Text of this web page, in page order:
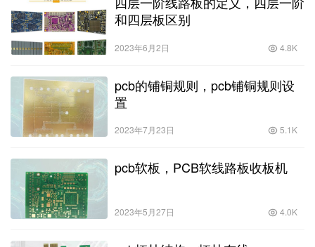
和四层板区别
2023年6月2日 4.8K
pcb的铺铜规则，pcb铺铜规则设
置
2023年7月23日 5.1K
pcb软板，PCB软线路板收板机
2023年5月27日 4.0K